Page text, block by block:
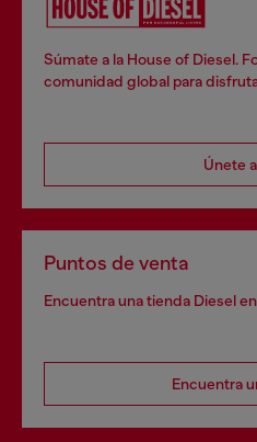
Súmate a la House of Diesel.
comunidad global para
Únete
Puntos de venta
Encuentra una tienda Diesel
Encuentra